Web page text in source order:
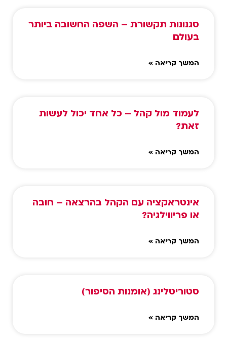
סגנונות תקשורת – השפה החשובה ביותר
בעולם
המשך קריאה »
לעמוד מול קהל – כל אחד יכול לעשות
זאת?
המשך קריאה »
אינטראקציה עם הקהל בהרצאה – חובה
או פריווילגיה?
המשך קריאה »
סטוריטלינג (אומנות הסיפור)
המשך קריאה »